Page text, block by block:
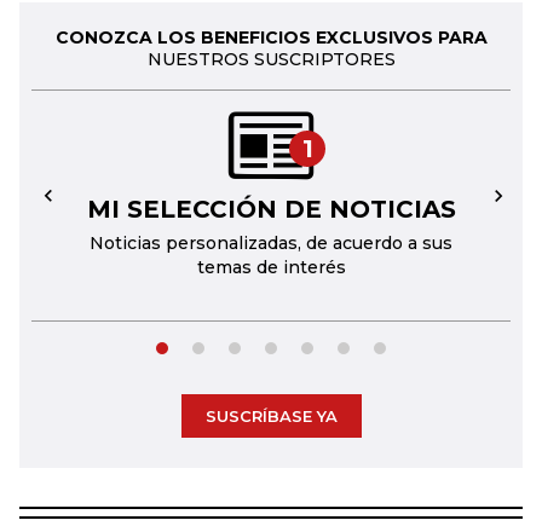
CONOZCA LOS BENEFICIOS EXCLUSIVOS PARA
NUESTROS SUSCRIPTORES
1
MI SELECCIÓN DE NOTICIAS
Noticias personalizadas, de acuerdo a sus
temas de interés
← →
SUSCRÍBASE YA